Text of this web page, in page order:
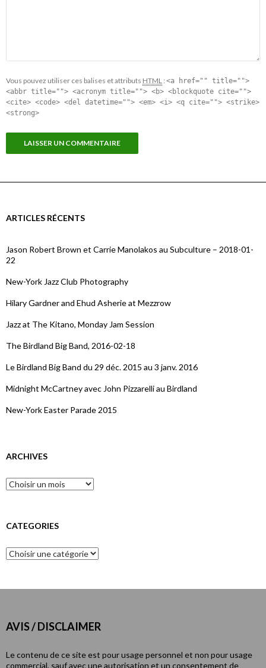
Vous pouvez utiliser ces balises et attributs HTML : <a href="" title="">
<abbr title=""> <acronym title=""> <b> <blockquote cite="">
<cite> <code> <del datetime=""> <em> <i> <q cite=""> <strike>
<strong>
ARTICLES RÉCENTS
Jason Robert Brown et Carrie Manolakos au Subculture – 2018-01-
22
New-York Jazz Club Photography
Hilary Gardner and Ehud Asherie at Mezzrow
Jazz at The Kitano, Monday Jam Session
The Birdland Big Band, 2016-02-18
Le Birdland Big Band du 29 déc. 2015 au 3 janv. 2016
Midnight McCartney avec John Pizzarelli au Birdland
New-York Easter Parade 2015
ARCHIVES
CATEGORIES
AVIS / DISCLAIMER
Le contenu de ce site est pour usage personnel et non pour usage
commercial, sauf avec une autorisation et un consentement de